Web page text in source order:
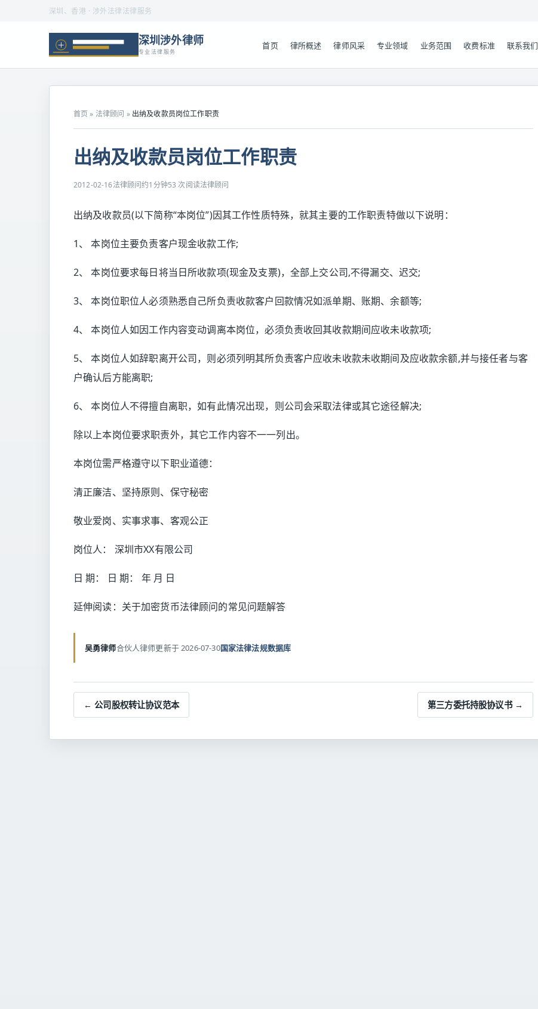
深圳、香港 · 涉外法律法律服务
深圳涉外律师
专业法律服务
首页 律所概述 律师风采 专业领域 业务范围 收费标准 联系我们
首页 » 法律顾问 » 出纳及收款员岗位工作职责
出纳及收款员岗位工作职责
2012-02-16法律顾问约1分钟53 次阅读法律顾问
出纳及收款员(以下简称“本岗位”)因其工作性质特殊，就其主要的工作职责特做以下说明：
1、 本岗位主要负责客户现金收款工作;
2、 本岗位要求每日将当日所收款项(现金及支票)，全部上交公司,不得漏交、迟交;
3、 本岗位职位人必须熟悉自己所负责收款客户回款情况如派单期、账期、余额等;
4、 本岗位人如因工作内容变动调离本岗位，必须负责收回其收款期间应收未收款项;
5、 本岗位人如辞职离开公司，则必须列明其所负责客户应收未收款未收期间及应收款余额,并与接任者与客
户确认后方能离职;
6、 本岗位人不得擅自离职，如有此情况出现，则公司会采取法律或其它途径解决;
除以上本岗位要求职责外，其它工作内容不一一列出。
本岗位需严格遵守以下职业道德：
清正廉洁、坚持原则、保守秘密
敬业爱岗、实事求事、客观公正
岗位人： 深圳市XX有限公司
日 期： 日 期： 年 月 日
延伸阅读： 关于加密货币法律顾问的常见问题解答
吴勇律师合伙人律师更新于 2026-07-30国家法律法规数据库
← 公司股权转让协议范本 第三方委托持股协议书 →